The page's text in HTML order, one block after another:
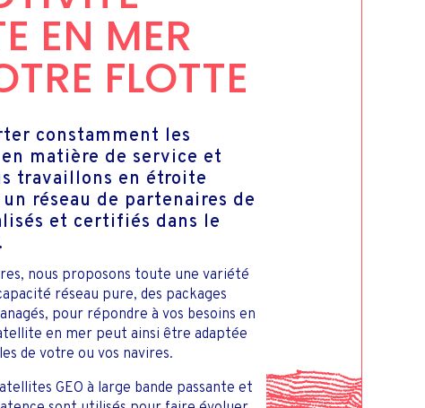
EN MER
FLOTTE
constamment les
matière de service et
travaillons en étroite
réseau de partenaires de
et certifiés dans le
nous proposons toute une variété
réseau pure, des packages
pour répondre à vos besoins en
en mer peut ainsi être adaptée
de votre ou vos navires.
GEO à large bande passante et